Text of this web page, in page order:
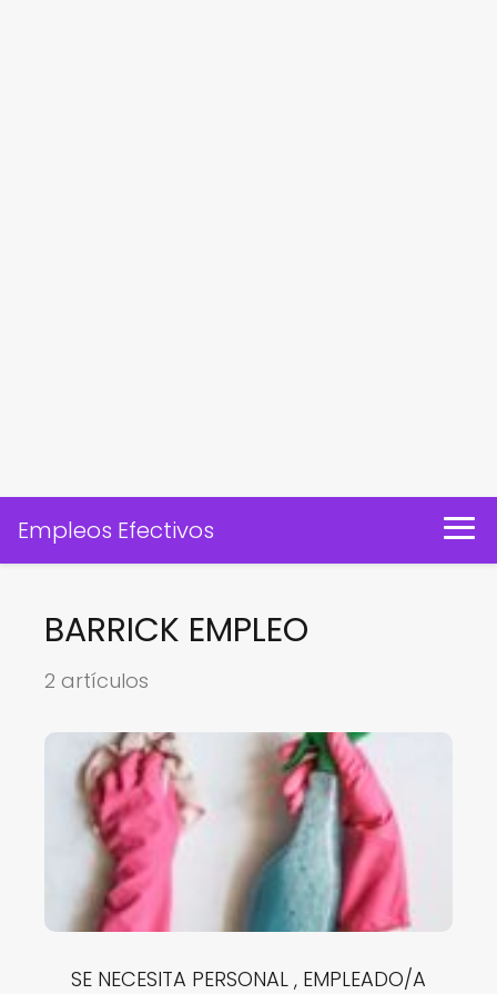
Empleos Efectivos
BARRICK EMPLEO
2 artículos
SE NECESITA PERSONAL , EMPLEADO/A